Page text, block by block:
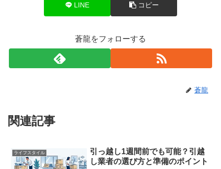
LINE コピー
蒼龍をフォローする
蒼龍
関連記事
ライフスタイル
引っ越し1週間前でも可能？引越
し業者の選び方と準備のポイント